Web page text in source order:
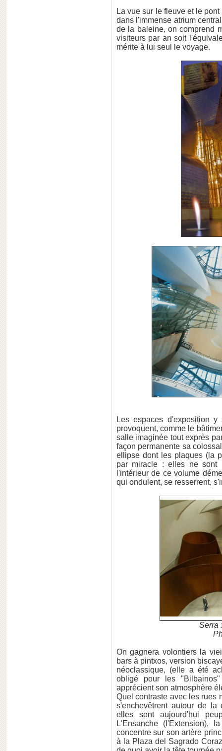
La vue sur le fleuve et le
dans l'immense atrium
de la baleine, on comprend
visiteurs par an soit
mérite à lui seul le voyage.
Les espaces d'exposition
provoquent, comme le
salle imaginée tout exprès
façon permanente sa
ellipse dont les plaques (la
par miracle : elles ne
l'intérieur de ce volume
qui ondulent, se resserrent,
Serra
On gagnera volontiers la
bars à pintxos, version
néoclassique, (elle a été
obligé pour les
apprécient son atmosphère
Quel contraste avec les rues
s'enchevêtrent autour de la
elles sont aujourd'hui
L'Ensanche (l'Extension),
concentre sur son artère
à la Plaza del Sagrado